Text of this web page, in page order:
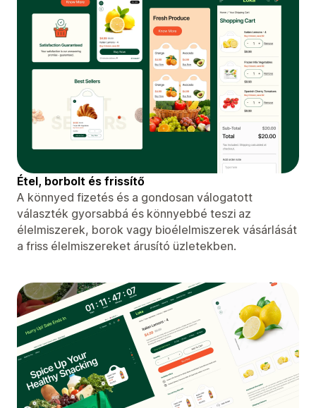
Étel, borbolt és frissítő
A könnyed fizetés és a gondosan válogatott
választék gyorsabbá és könnyebbé teszi az
élelmiszerek, borok vagy bioélelmiszerek vásárlását
a friss élelmiszereket árusító üzletekben.